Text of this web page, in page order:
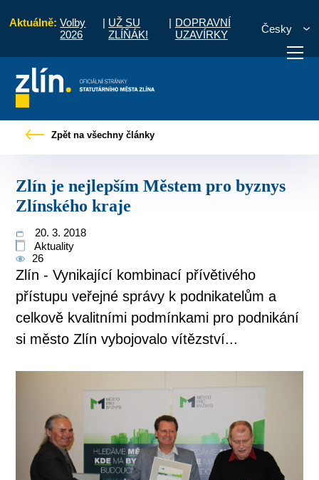
Aktuálně: Volby
2026
| UŽ SU
ZLÍŇÁK!
| DOPRAVNÍ
UZAVÍRKY
Česky
vyřídit Potřebuji zaplatit
Zpět na všechny články
Zlín je nejlepším Městem pro byznys
Zlínského kraje
20. 3. 2018
Aktuality
26
Zlín - Vynikající kombinací přívětivého
přístupu veřejné správy k podnikatelům a
celkově kvalitními podmínkami pro podnikání
si město Zlín vybojovalo vítězství...